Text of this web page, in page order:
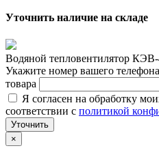
Уточнить наличие на складе
Водяной тепловентилятор
Укажите номер вашего
товара
Я согласен на обработку
соответствии с политикой
Уточнить
×